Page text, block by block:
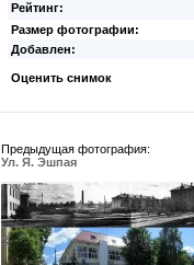
Рейтинг:
Размер фотографии:
Добавлен:
Оценить снимок
Предыдущая фотография:
Ул. Я. Эшпая